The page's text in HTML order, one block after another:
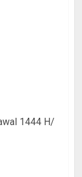
1444 H/